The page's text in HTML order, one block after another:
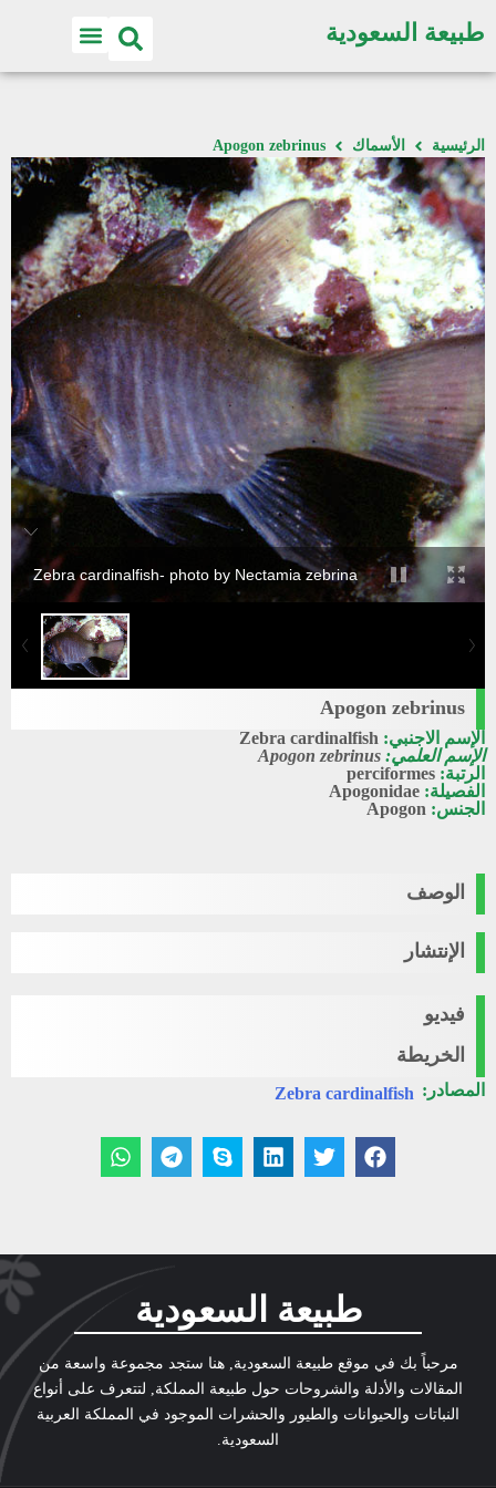
طبيعة السعودية
الرئيسية الأسماك Apogon zebrinus
Zebra cardinalfish- photo by Nectamia zebrina
Apogon zebrinus
الإسم الاجنبي: Zebra cardinalfish
الإسم العلمي: Apogon zebrinus
الرتبة: perciformes
الفصيلة: Apogonidae
الجنس: Apogon
الوصف
الإنتشار
فيديو
الخريطة
المصادر: Zebra cardinalfish
طبيعة السعودية
مرحباً بك في موقع طبيعة السعودية, هنا ستجد مجموعة واسعة من
المقالات والأدلة والشروحات حول طبيعة المملكة, لتتعرف على أنواع
النباتات والحيوانات والطيور والحشرات الموجود في المملكة العربية
السعودية.